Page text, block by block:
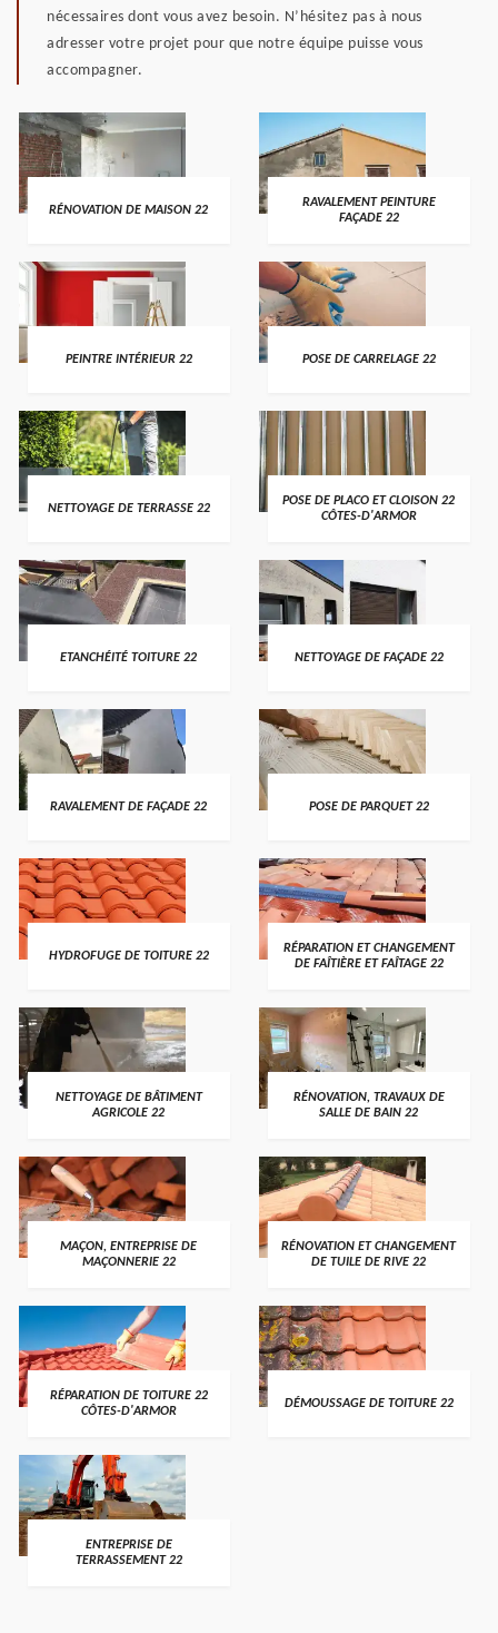
nécessaires dont vous avez besoin. N’hésitez pas à nous
adresser votre projet pour que notre équipe puisse vous
accompagner.
RÉNOVATION DE MAISON 22
RAVALEMENT PEINTURE
FAÇADE 22
PEINTRE INTÉRIEUR 22 POSE DE CARRELAGE 22
NETTOYAGE DE TERRASSE 22
POSE DE PLACO ET CLOISON 22
CÔTES-D'ARMOR
ETANCHÉITÉ TOITURE 22 NETTOYAGE DE FAÇADE 22
RAVALEMENT DE FAÇADE 22 POSE DE PARQUET 22
HYDROFUGE DE TOITURE 22
RÉPARATION ET CHANGEMENT
DE FAÎTIÈRE ET FAÎTAGE 22
NETTOYAGE DE BÂTIMENT
AGRICOLE 22
RÉNOVATION, TRAVAUX DE
SALLE DE BAIN 22
MAÇON, ENTREPRISE DE
MAÇONNERIE 22
RÉNOVATION ET CHANGEMENT
DE TUILE DE RIVE 22
RÉPARATION DE TOITURE 22
CÔTES-D'ARMOR
DÉMOUSSAGE DE TOITURE 22
ENTREPRISE DE
TERRASSEMENT 22